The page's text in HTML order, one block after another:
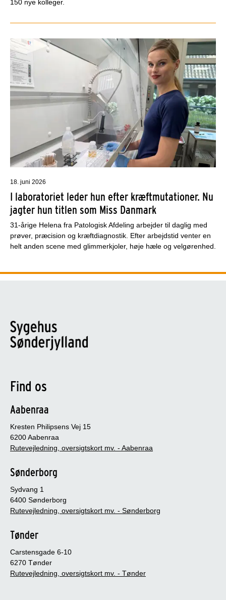
150 nye kolleger.
18. juni 2026
I laboratoriet leder hun efter kræftmutationer. Nu
jagter hun titlen som Miss Danmark
31-årige Helena fra Patologisk Afdeling arbejder til daglig med
prøver, præcision og kræftdiagnostik. Efter arbejdstid venter en
helt anden scene med glimmerkjoler, høje hæle og velgørenhed.
Find os
Aabenraa
Kresten Philipsens Vej 15
6200 Aabenraa
Rutevejledning, oversigtskort mv. - Aabenraa
Sønderborg
Sydvang 1
6400 Sønderborg
Rutevejledning, oversigtskort mv. - Sønderborg
Tønder
Carstensgade 6-10
6270 Tønder
Rutevejledning, oversigtskort mv. - Tønder